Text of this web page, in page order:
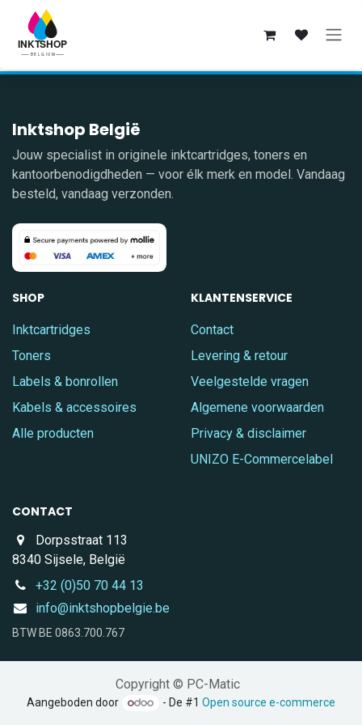
Overslaan naar inhoud
Inktshop België
Jouw specialist in originele inktcartridges, toners en
kantoorbenodigdheden — voor élk merk en model. Vandaag
besteld, vandaag verzonden.
SHOP
Inktcartridges
Toners
Labels & bonrollen
Kabels & accessoires
Alle producten
KLANTENSERVICE
Contact
Levering & retour
Veelgestelde vragen
Algemene voorwaarden
Privacy & disclaimer
UNIZO E-Commercelabel
CONTACT
Dorpsstraat 113
8340 Sijsele, België
+32 (0)50 70 44 13
info@inktshopbelgie.be
BTW BE 0863.700.767
Copyright © PC-Matic
Aangeboden door - De #1Open source e-commerce